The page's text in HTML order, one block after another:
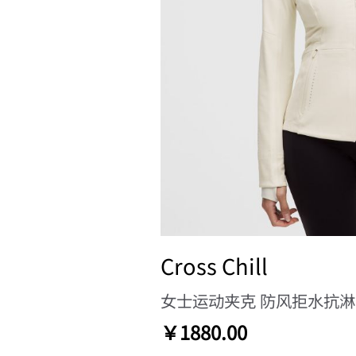
Cross Chill
女士运动夹克 防风拒水抗
￥1880.00